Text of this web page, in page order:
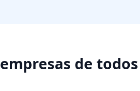
empresas de